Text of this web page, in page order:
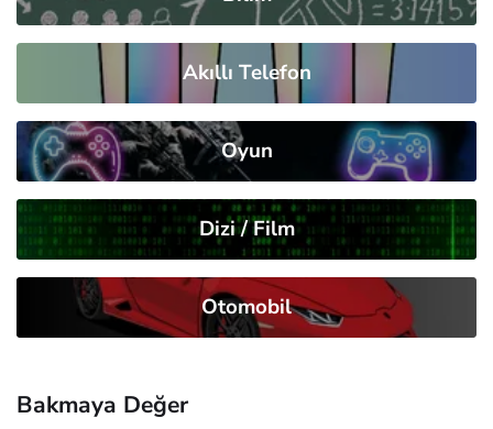
Akıllı Telefon
Oyun
Dizi / Film
Otomobil
Bakmaya Değer